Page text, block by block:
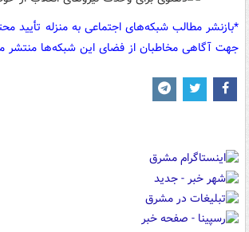
*بازنشر مطالب شبکه‌های اجتماعی به منزله تأیید
جهت آگاهی مخاطبان از فضای این شبکه‌ها منتشر